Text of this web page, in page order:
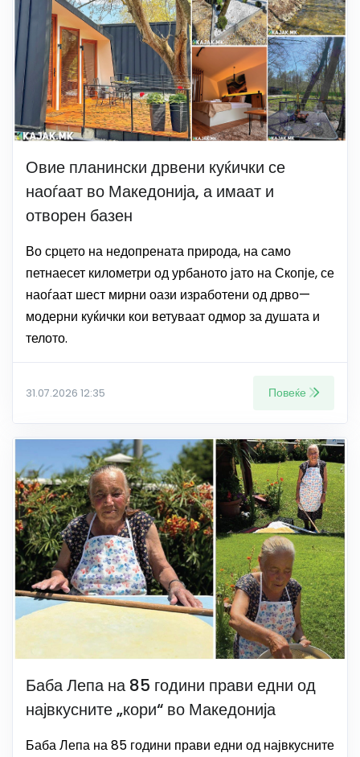
Овие планински дрвени куќички се
наоѓаат во Македонија, а имаат и
отворен базен
Во срцето на недопрената природа, на само
петнаесет километри од урбаното јато на Скопје, се
наоѓаат шест мирни оази изработени од дрво—
модерни куќички кои ветуваат одмор за душата и
телото.
31.07.2026 12:35 Повеќе
Баба Лепа на 85 години прави едни од
највкусните „кори“ во Македонија
Баба Лепа на 85 години прави едни од највкусните